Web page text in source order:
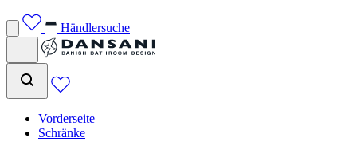
Händlersuche
Vorderseite
Schränke